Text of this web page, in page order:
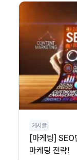
게시글
[마케팅] SEO
마케팅 전략!